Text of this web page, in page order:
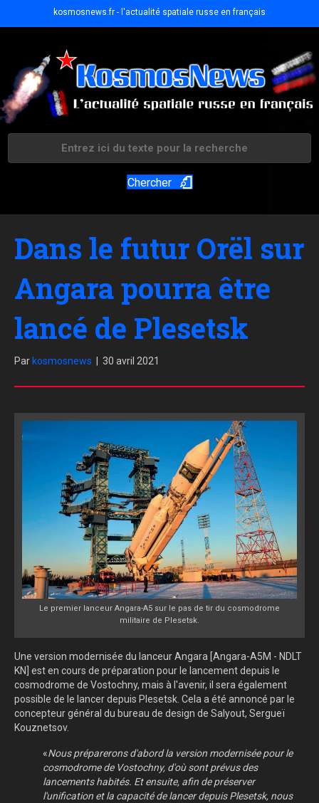
kosmosnews.fr - l'actualité spatiale russe en français
Chercher
Dans le futur Orël sur
Angara pourra être
lancé de Plesetsk
Par kosmosnews 30 avril 2021
Le premier lanceur Angara-A5 sur le pas de tir du cosmodrome
militaire de Plesetsk.
Une version modernisée du lanceur Angara [Angara-A5M - NDLT
KN] est en cours de préparation pour le lancement depuis le
cosmodrome de Vostochny, mais à l'avenir, il sera également
possible de le lancer depuis Plesetsk. Cela a été annoncé par le
concepteur général du bureau de design de Salyout, Sergueï
Kouznetsov.
«Nous préparerons d'abord la version modernisée pour le
cosmodrome de Vostochny, d'où sont prévus des
lancements habités. Et ensuite, afin de préserver
l'unification et la capacité de lancer depuis Plesetsk, nous